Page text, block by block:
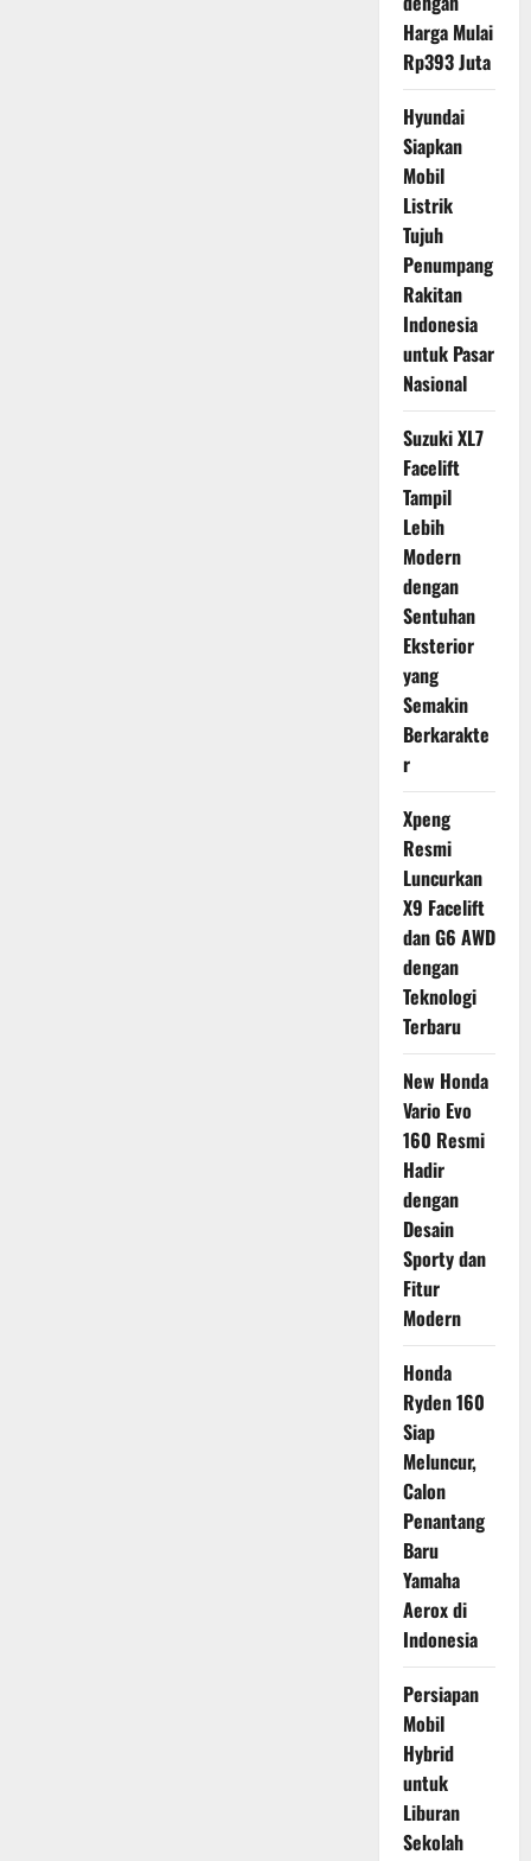
Harga Mulai
Rp393 Juta
Hyundai
Siapkan
Mobil
Listrik
Tujuh
Penumpang
Rakitan
Indonesia
untuk Pasar
Nasional
Suzuki XL7
Facelift
Tampil
Lebih
Modern
dengan
Sentuhan
Eksterior
yang
Semakin
Berkarakte
r
Xpeng
Resmi
Luncurkan
X9 Facelift
dan G6 AWD
dengan
Teknologi
Terbaru
New Honda
Vario Evo
160 Resmi
Hadir
dengan
Desain
Sporty dan
Fitur
Modern
Honda
Ryden 160
Siap
Meluncur,
Calon
Penantang
Baru
Yamaha
Aerox di
Indonesia
Persiapan
Mobil
Hybrid
untuk
Liburan
Sekolah